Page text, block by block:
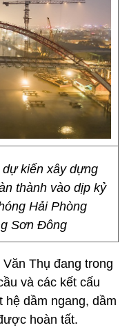
kiến xây dựng
thành vào dịp kỷ
Hải Phòng
Sơn Đông
Thụ đang trong
và các kết cấu
hệ dầm ngang, dầm
hoàn tất.